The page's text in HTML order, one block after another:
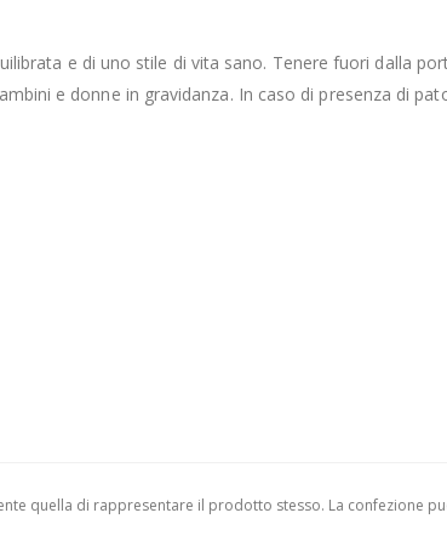
e di uno stile di vita sano. Tenere fuori dalla
e donne in gravidanza. In caso di presenza di
quella di rappresentare il prodotto stesso. La confezione